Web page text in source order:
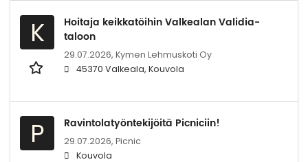
K
Hoitaja keikkatöihin Valkealan Validia-
taloon
29.07.2026, Kymen Lehmuskoti Oy
45370 Valkeala, Kouvola
P Ravintolatyöntekijöitä Picniciin!
29.07.2026, Picnic
Kouvola